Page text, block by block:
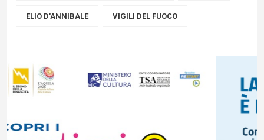
ELIO D'ANNIBALE VIGILI DEL FUOCO